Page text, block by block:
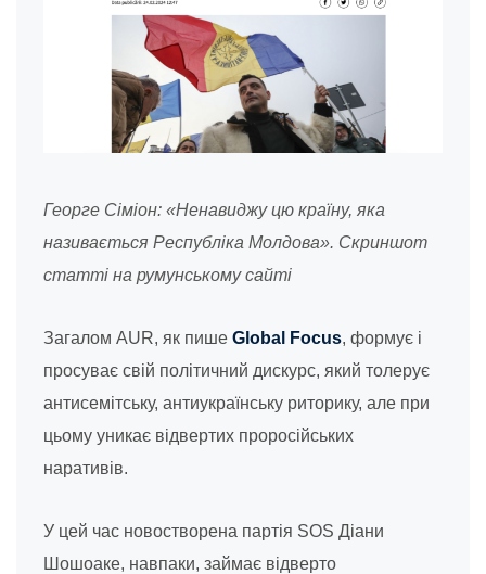
Георге Сіміон: «Ненавиджу цю країну, яка
називається Республіка Молдова». Скриншот
статті на румунському сайті
Загалом AUR, як пише Global Focus, формує і
просуває свій політичний дискурс, який толерує
антисемітську, антиукраїнську риторику, але при
цьому уникає відвертих проросійських
наративів.
У цей час новостворена партія SOS Діани
Шошоаке, навпаки, займає відверто